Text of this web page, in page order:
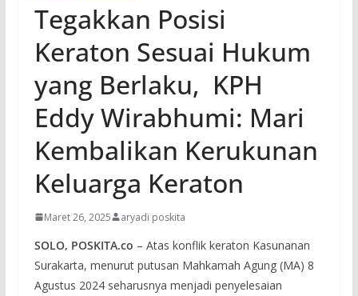
Tegakkan Posisi
Keraton Sesuai Hukum
yang Berlaku, KPH
Eddy Wirabhumi: Mari
Kembalikan Kerukunan
Keluarga Keraton
Maret 26, 2025 aryadi poskita
SOLO, POSKITA.co – Atas konflik keraton Kasunanan
Surakarta, menurut putusan Mahkamah Agung (MA) 8
Agustus 2024 seharusnya menjadi penyelesaian